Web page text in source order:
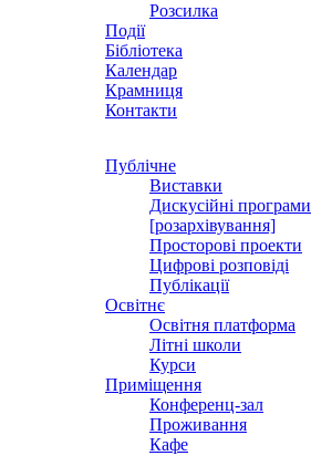
Розсилка
Події
Бібліотека
Календар
Крамниця
Контакти
Публічне
Виставки
Дискусійні програми
[розархівування]
Просторові проекти
Цифрові розповіді
Публікації
Освітнє
Освітня платформа
Літні школи
Курси
Приміщення
Конференц-зал
Проживання
Кафе